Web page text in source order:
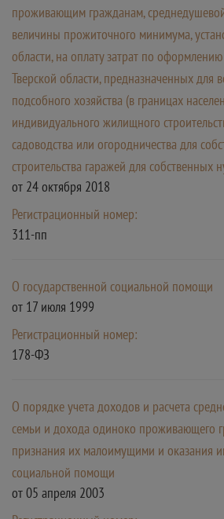
проживающим гражданам,
величины прожиточного минимума,
области, на оплату затрат по
Тверской области, предназначенных для
подсобного хозяйства (в границах
индивидуального жилищного
садоводства или огородничества для
строительства гаражей для собственных
от 24 октября 2018
Регистрационный номер:
311-пп
О государственной социальной помощи
от 17 июля 1999
Регистрационный номер:
178-ФЗ
О порядке учета доходов и расчета
семьи и дохода одиноко проживающего
признания их малоимущими и оказания
социальной помощи
от 05 апреля 2003